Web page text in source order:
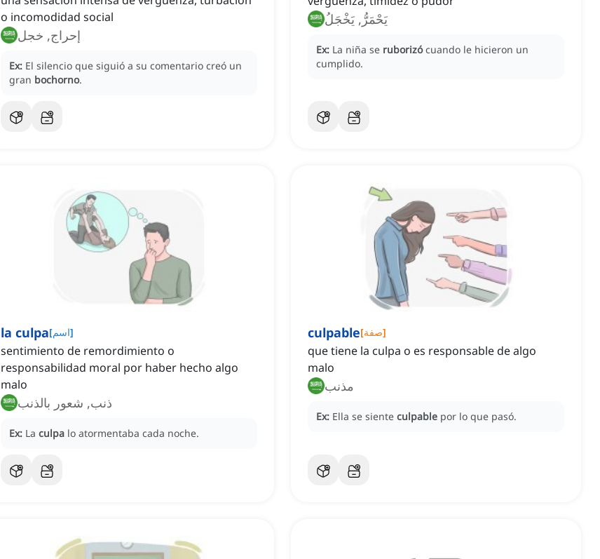
o incomodidad social
إحراج, خجل
Ex: El silencio que siguió a su comentario creó un
gran bochorno.
يَحْمَرُّ, يَخْجَلُ
Ex: La niña se ruborizó cuando le hicieron un
cumplido.
la culpa[اسم]
sentimiento de remordimiento o
responsabilidad moral por haber hecho algo
malo
ذنب, شعور بالذنب
Ex: La culpa lo atormentaba cada noche.
culpable[صفة]
que tiene la culpa o es responsable de algo
malo
مذنب
Ex: Ella se siente culpable por lo que pasó.